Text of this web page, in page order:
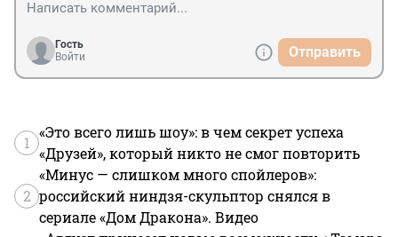
Гость
Войти
Отправить
1
«Это всего лишь шоу»: в чем секрет успеха
«Друзей», который никто не смог повторить
2
«Минус — слишком много спойлеров»:
российский ниндзя-скульптор снялся в
сериале «Дом Дракона». Видео